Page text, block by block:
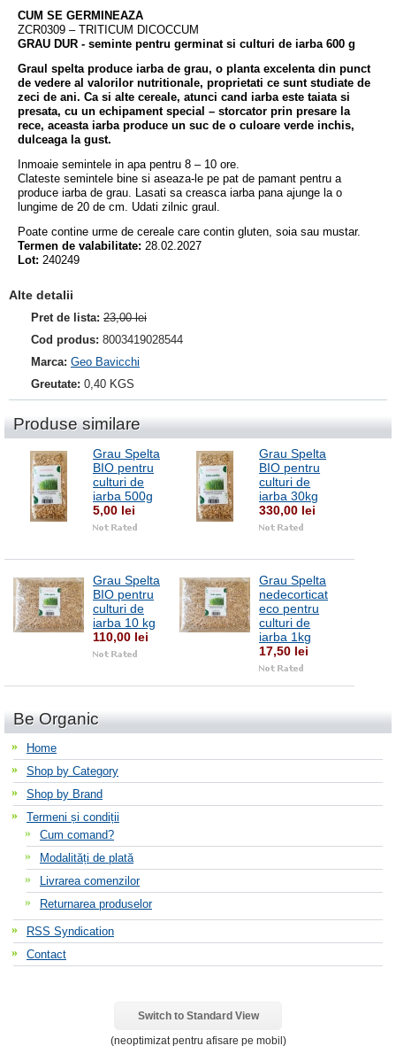
CUM SE GERMINEAZA
ZCR0309 – TRITICUM DICOCCUM
GRAU DUR - seminte pentru germinat si culturi de iarba 600 g
Graul spelta produce iarba de grau, o planta excelenta din punct
de vedere al valorilor nutritionale, proprietati ce sunt studiate de
zeci de ani. Ca si alte cereale, atunci cand iarba este taiata si
presata, cu un echipament special – storcator prin presare la
rece, aceasta iarba produce un suc de o culoare verde inchis,
dulceaga la gust.
Inmoaie semintele in apa pentru 8 – 10 ore.
Clateste semintele bine si aseaza-le pe pat de pamant pentru a
produce iarba de grau. Lasati sa creasca iarba pana ajunge la o
lungime de 20 de cm. Udati zilnic graul.
Poate contine urme de cereale care contin gluten, soia sau mustar.
Termen de valabilitate: 28.02.2027
Lot: 240249
Alte detalii
Pret de lista: 23,00 lei
Cod produs: 8003419028544
Marca: Geo Bavicchi
Greutate: 0,40 KGS
Produse similare
Grau Spelta
BIO pentru
culturi de
iarba 500g
5,00 lei
Grau Spelta
BIO pentru
culturi de
iarba 30kg
330,00 lei
Grau Spelta
BIO pentru
culturi de
iarba 10 kg
110,00 lei
Grau Spelta
nedecorticat
eco pentru
culturi de
iarba 1kg
17,50 lei
Be Organic
Home
Shop by Category
Shop by Brand
Termeni și condiții
Cum comand?
Modalități de plată
Livrarea comenzilor
Returnarea produselor
RSS Syndication
Contact
Switch to Standard View
(neoptimizat pentru afisare pe mobil)